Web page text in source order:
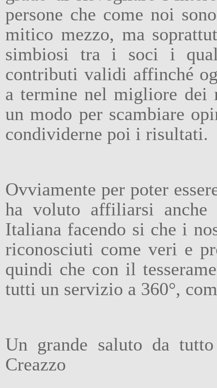
persone che come noi
mitico mezzo, ma
simbiosi tra i soci i
contributi validi affinché
a termine nel migliore dei
un modo per scambiare
condividerne poi i risultati.
Ovviamente per poter
ha voluto affiliarsi anche
Italiana facendo si che i
riconosciuti come veri e
quindi che con il
tutti un servizio a 360°,
Un grande saluto da
Creazzo